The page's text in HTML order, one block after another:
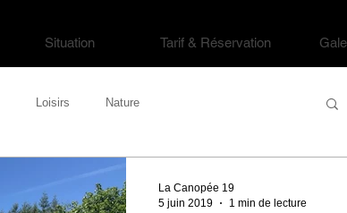
Situation Tarif & Réservation
Loisirs Nature
La Canopée 19
5 juin 2019
1 min de lecture